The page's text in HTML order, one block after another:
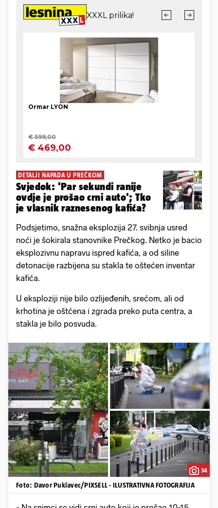
DETALJI NAPADA U PREČKOM
Svjedok: 'Par sekundi ranije
ovdje je prošao crni auto'; Tko
je vlasnik raznesenog kafića?
Podsjetimo, snažna eksplozija 27. svibnja usred
noći je šokirala stanovnike Prečkog. Netko je bacio
eksplozivnu napravu ispred kafića, a od siline
detonacije razbijena su stakla te oštećen inventar
kafića.
U eksploziji nije bilo ozlijeđenih, srećom, ali od
krhotina je oštćena i zgrada preko puta centra, a
stakla je bilo posvuda.
34
Foto: Davor Puklavec/PIXSELL - ILUSTRATIVNA FOTOGRAFIJA